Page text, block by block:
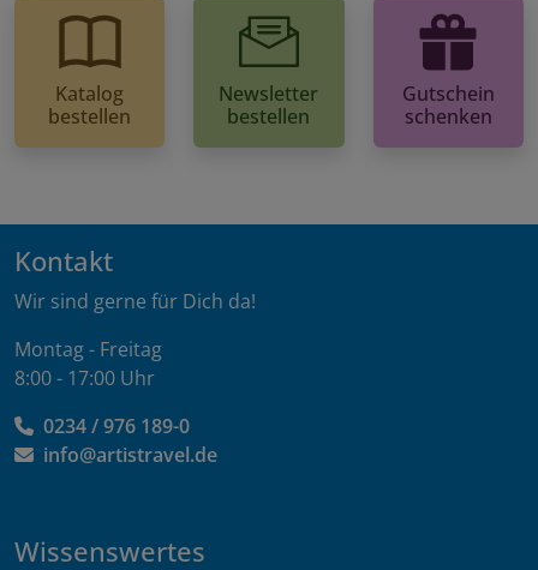
Katalog
bestellen
Newsletter
bestellen
Gutschein
schenken
Kontakt
Wir sind gerne für Dich da!
Montag - Freitag
8:00 - 17:00 Uhr
0234 / 976 189-0
info@artistravel.de
Wissenswertes